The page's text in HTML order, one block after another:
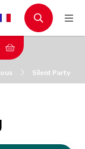
Silent Party